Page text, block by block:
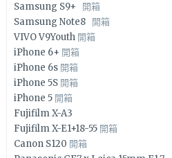
Samsung S9+ 開箱
Samsung Note8 開箱
VIVO V9Youth 開箱
iPhone 6+ 開箱
iPhone 6s 開箱
iPhone 5S 開箱
iPhone 5 開箱
Fujifilm X-A3
Fujifilm X-E1+18-55 開箱
Canon S120 開箱